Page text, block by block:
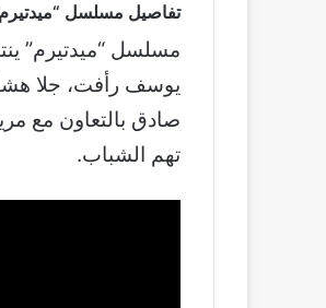
تفاصيل مسلسل
مسلسل “ميدتيرم”
يوسف رأفت، جلا
صادق بالتعاون مع
تهم الشباب.